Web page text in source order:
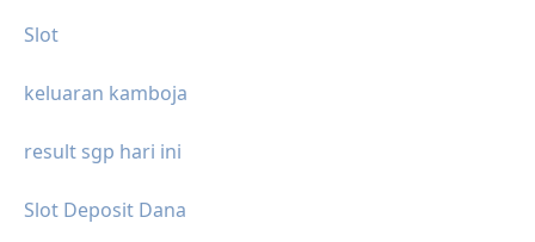
Slot
keluaran kamboja
result sgp hari ini
Slot Deposit Dana